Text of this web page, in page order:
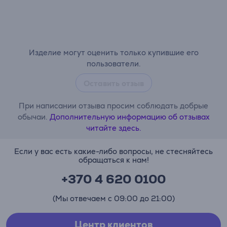
Изделие могут оценить только купившие его
пользователи.
При написании отзыва просим соблюдать добрые
обычаи. Дополнительную информацию об отзывах
читайте здесь.
Если у вас есть какие-либо вопросы, не стесняйтесь
обращаться к нам!
+370 4 620 0100
(Мы отвечаем с 09:00 до 21:00)
Центр клиентов